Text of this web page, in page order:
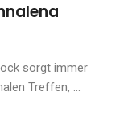
sorgt immer
Treffen, ...